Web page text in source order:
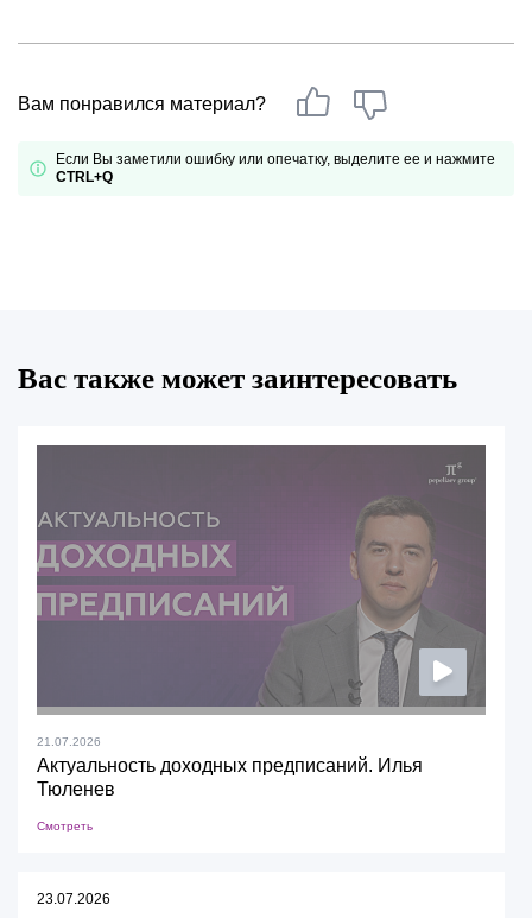
Вам понравился материал?
Если Вы заметили ошибку или опечатку, выделите ее и нажмите
CTRL+Q
Вас также может заинтересовать
21.07.2026
Актуальность доходных предписаний. Илья
Тюленев
Смотреть
23.07.2026